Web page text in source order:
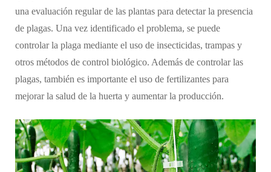
una evaluación regular de las plantas para detectar la presencia
de plagas. Una vez identificado el problema, se puede
controlar la plaga mediante el uso de insecticidas, trampas y
otros métodos de control biológico. Además de controlar las
plagas, también es importante el uso de fertilizantes para
mejorar la salud de la huerta y aumentar la producción.